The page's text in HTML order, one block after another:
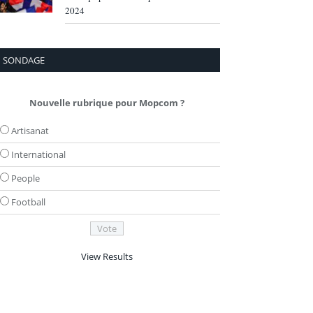
2024
SONDAGE
Nouvelle rubrique pour Mopcom ?
Artisanat
International
People
Football
View Results